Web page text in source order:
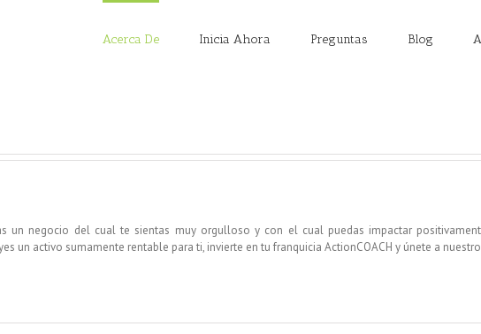
Acerca De Inicia Ahora Preguntas Blog
un negocio del cual te sientas muy orgulloso y con el cual puedas impactar
un activo sumamente rentable para ti, invierte en tu franquicia ActionCOACH y únete a